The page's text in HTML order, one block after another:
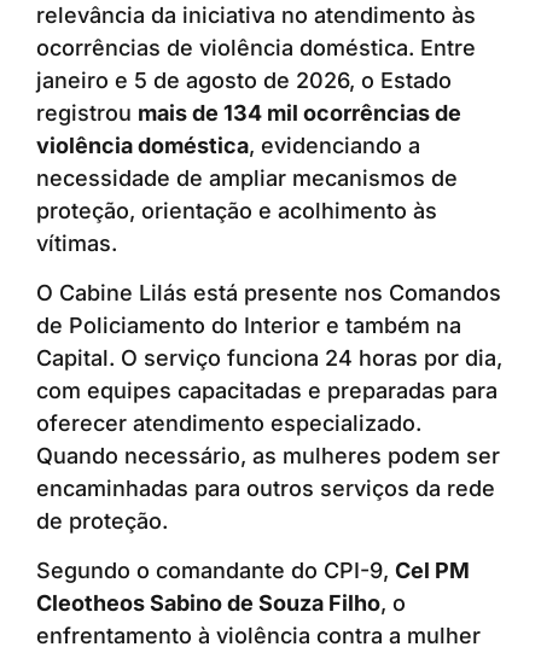
relevância da iniciativa no atendimento às
ocorrências de violência doméstica. Entre
janeiro e 5 de agosto de 2026, o Estado
registrou mais de 134 mil ocorrências de
violência doméstica, evidenciando a
necessidade de ampliar mecanismos de
proteção, orientação e acolhimento às
vítimas.
O Cabine Lilás está presente nos Comandos
de Policiamento do Interior e também na
Capital. O serviço funciona 24 horas por dia,
com equipes capacitadas e preparadas para
oferecer atendimento especializado.
Quando necessário, as mulheres podem ser
encaminhadas para outros serviços da rede
de proteção.
Segundo o comandante do CPI-9, Cel PM
Cleotheos Sabino de Souza Filho, o
enfrentamento à violência contra a mulher